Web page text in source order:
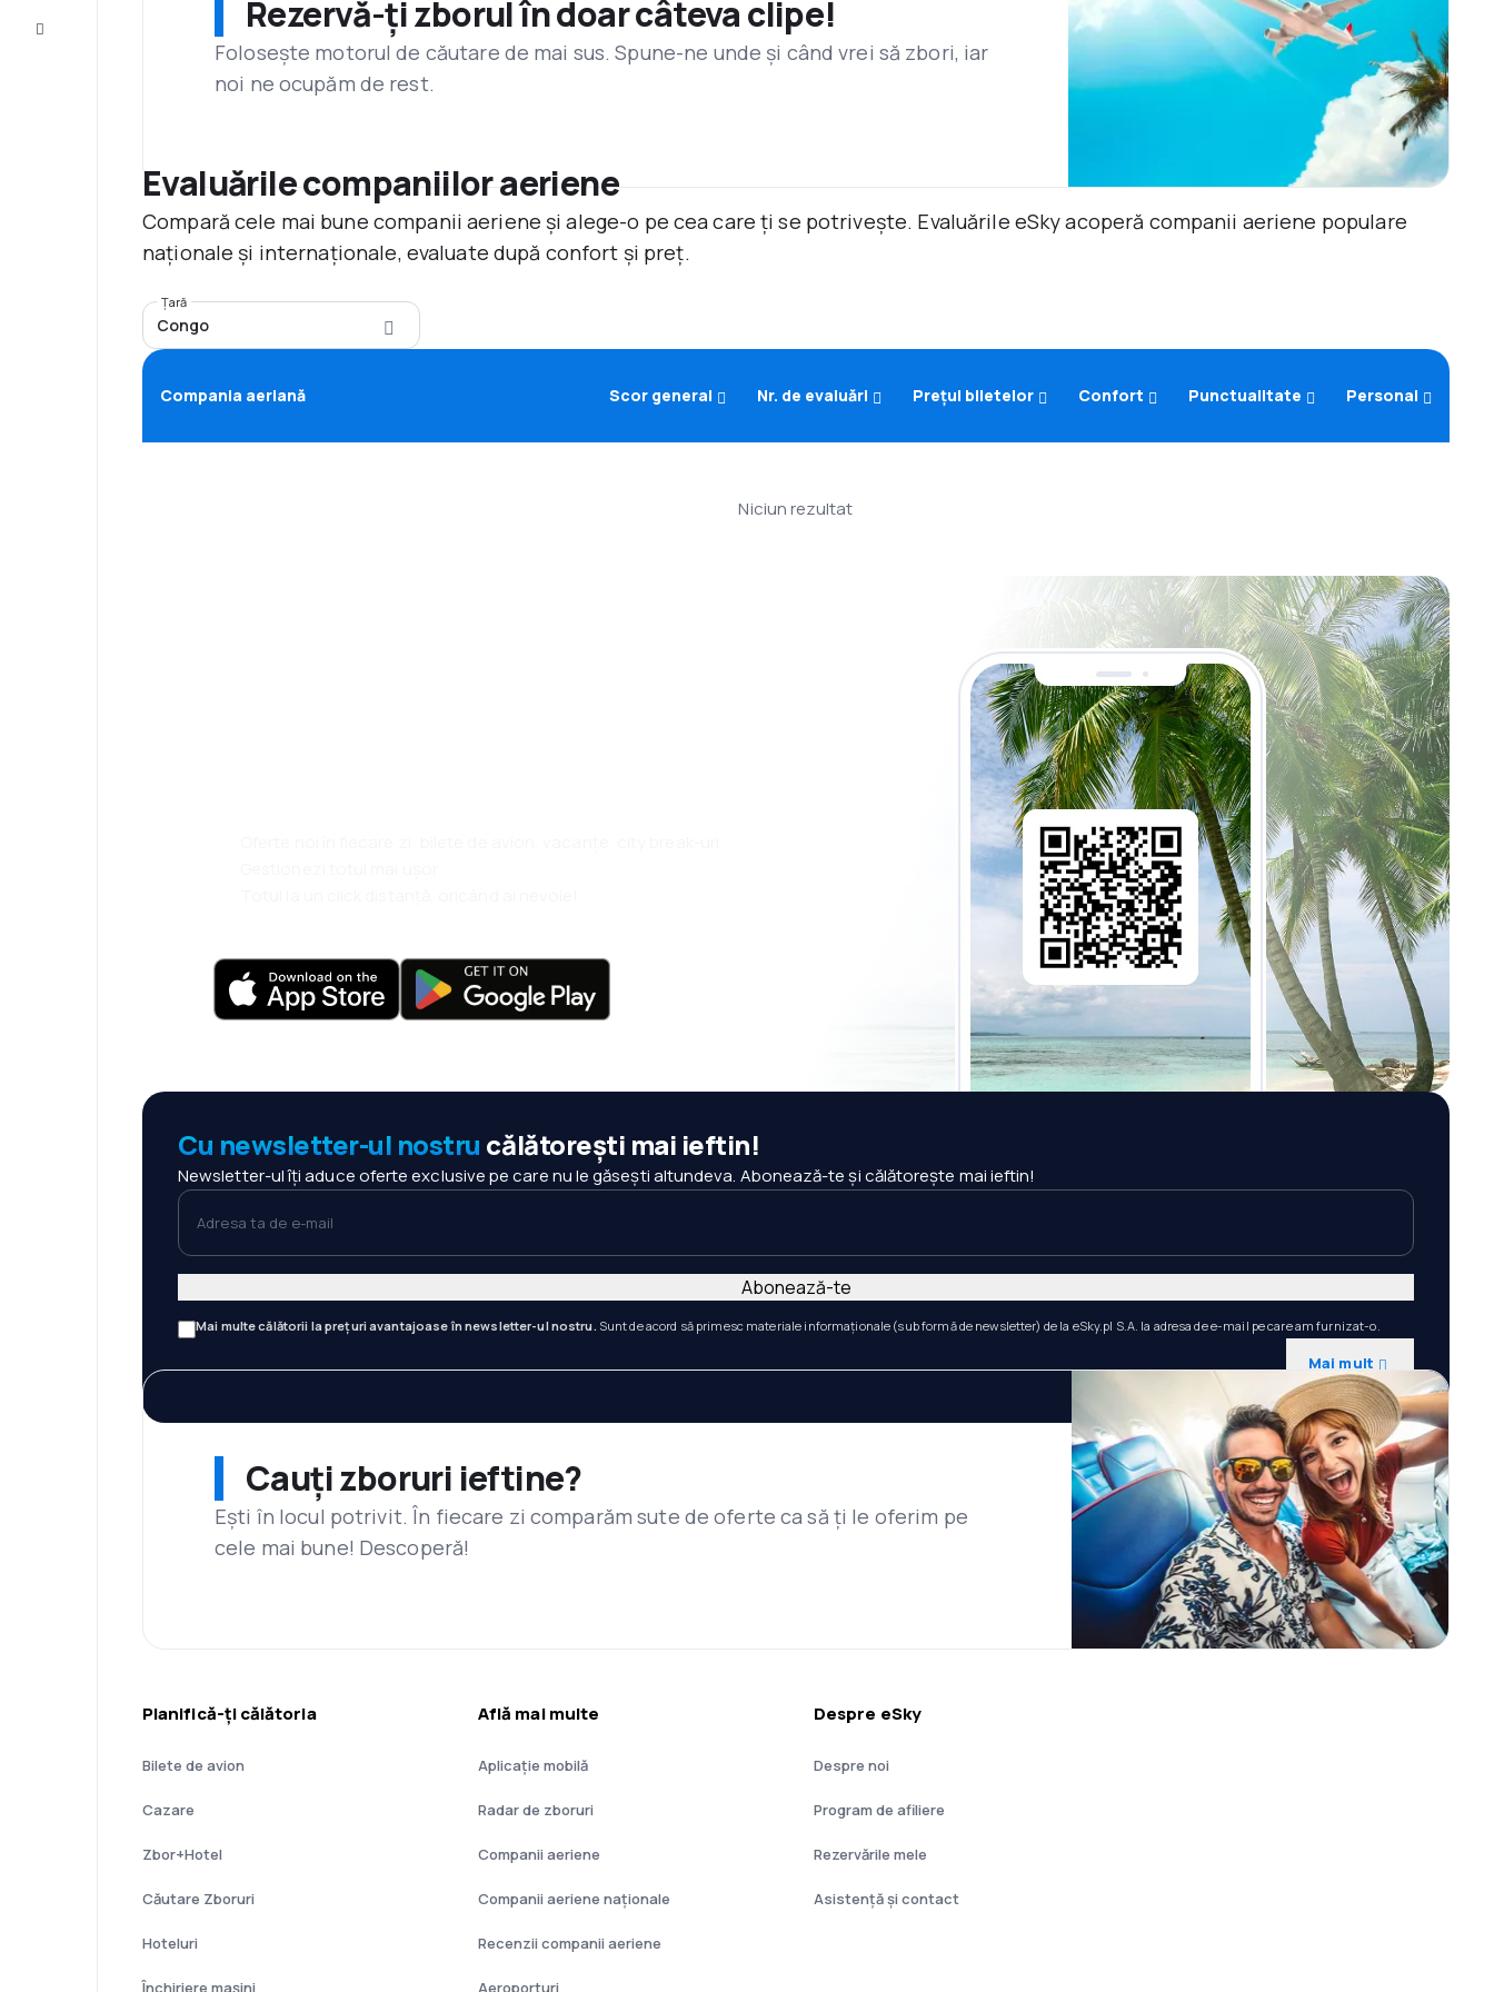
Rezervă-ți zborul în doar câteva clipe!
Folosește motorul de căutare de mai sus. Spune-ne unde și când vrei să zbori, iar
noi ne ocupăm de rest.
Evaluările companiilor aeriene
Compară cele mai bune companii aeriene și alege-o pe cea care ți se potrivește. Evaluările eSky acoperă companii aeriene populare
naționale și internaționale, evaluate după confort și preț.
Țară
Congo
Compania aeriană Scor general Nr. de evaluări Prețul biletelor Confort Punctualitate Personal
Niciun rezultat
Cu newsletter-ul nostru călătorești mai ieftin!
Newsletter-ul îți aduce oferte exclusive pe care nu le găsești altundeva. Abonează-te și călătorește mai ieftin!
Adresa ta de e-mail
Mai multe călătorii la prețuri avantajoase în newsletter-ul nostru. Sunt de acord să primesc materiale informaționale (sub formă de newsletter) de la eSky.pl S.A. la adresa de e-mail pe care am furnizat-o.
Mai mult
Abonează-te
Cauți zboruri ieftine?
Ești în locul potrivit. În fiecare zi comparăm sute de oferte ca să ți le oferim pe
cele mai bune! Descoperă!
Planifică-ți călătoria
Bilete de avion
Cazare
Zbor+Hotel
Căutare Zboruri
Hoteluri
Închiriere mașini
Află mai multe
Aplicație mobilă
Radar de zboruri
Companii aeriene
Companii aeriene naţionale
Recenzii companii aeriene
Aeroporturi
Despre eSky
Despre noi
Program de afiliere
Rezervările mele
Asistenţă şi contact